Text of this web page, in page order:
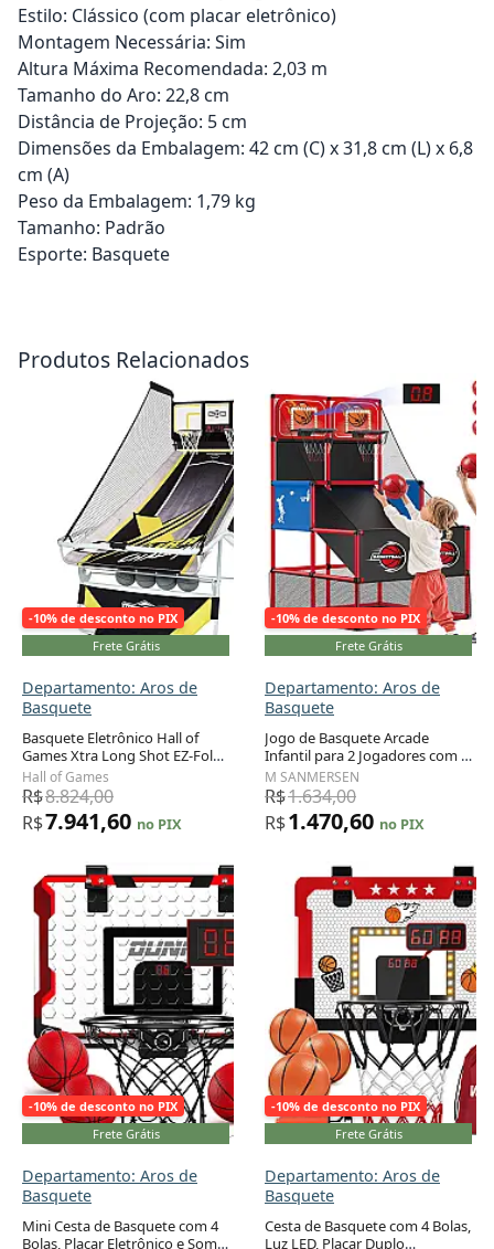
Estilo: Clássico (com placar eletrônico)
Montagem Necessária: Sim
Altura Máxima Recomendada: 2,03 m
Tamanho do Aro: 22,8 cm
Distância de Projeção: 5 cm
Dimensões da Embalagem: 42 cm (C) x 31,8 cm (L) x 6,8
cm (A)
Peso da Embalagem: 1,79 kg
Tamanho: Padrão
Esporte: Basquete
Produtos Relacionados
-10% de desconto no PIX
Frete Grátis
Departamento: Aros de
Basquete
Basquete Eletrônico Hall of
Games Xtra Long Shot EZ-Fold
Jogo de Basquete Arcade
Premium com Rack de
Armazenamento para 4 Bolas,
Dobrável.
Adicionar ao carrinho
Hall of Games
R$8.824,00
R$7.941,60 no PIX
-10% de desconto no PIX
Frete Grátis
Departamento: Aros de
Basquete
Jogo de Basquete Arcade
Infantil para 2 Jogadores com 6
Bolas, Placar Eletrônico e Luz
LED para Crianças de 3 a 8
Anos, M SANMERSEN
M SANMERSEN
R$1.634,00
R$1.470,60 no PIX
-10% de desconto no PIX
Frete Grátis
Departamento: Aros de
Basquete
Mini Cesta de Basquete com 4
Bolas, Placar Eletrônico e Som
Adicionar ao carrinho
-10% de desconto no PIX
Frete Grátis
Departamento: Aros de
Basquete
Cesta de Basquete com 4 Bolas,
Luz LED, Placar Duplo
Adicionar ao carrinho